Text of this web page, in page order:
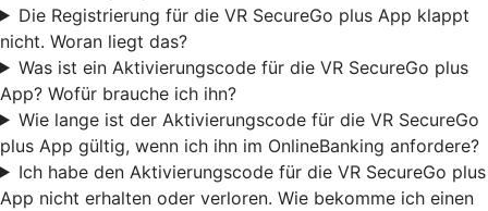
Die Registrierung für die VR SecureGo plus App klappt
nicht. Woran liegt das?
Was ist ein Aktivierungscode für die VR SecureGo plus
App? Wofür brauche ich ihn?
Wie lange ist der Aktivierungscode für die VR SecureGo
plus App gültig, wenn ich ihn im OnlineBanking anfordere?
Ich habe den Aktivierungscode für die VR SecureGo plus
App nicht erhalten oder verloren. Wie bekomme ich einen